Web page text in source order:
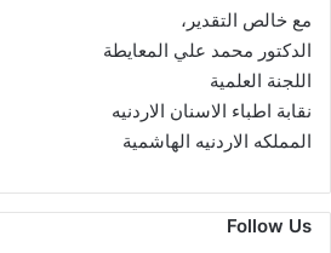
مع خالص التقدير،
الدكتور محمد علي المعايطة
اللجنة العلمية
نقابة اطباء الاسنان الاردنيه
المملكه الاردنيه الهاشمية
Follow Us